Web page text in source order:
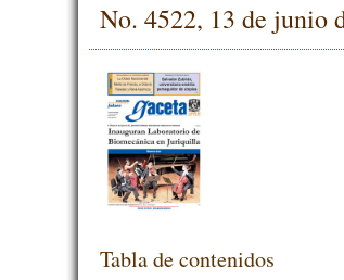
No. 4522, 13 de junio
Tabla de contenidos